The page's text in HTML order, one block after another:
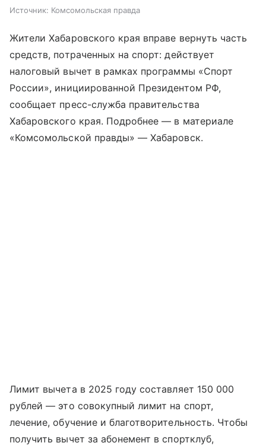
Источник: Комсомольская правда
Жители Хабаровского края вправе вернуть часть
средств, потраченных на спорт: действует
налоговый вычет в рамках программы «Спорт
России», инициированной Президентом РФ,
сообщает пресс-служба правительства
Хабаровского края. Подробнее — в материале
«Комсомольской правды» — Хабаровск.
Лимит вычета в 2025 году составляет 150 000
рублей — это совокупный лимит на спорт,
лечение, обучение и благотворительность. Чтобы
получить вычет за абонемент в спортклуб,